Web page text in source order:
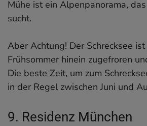
Mühe ist ein Alpenpanorama,
sucht.
Aber Achtung! Der Schrecksee
Frühsommer hinein zugefroren
Die beste Zeit, um zum
in der Regel zwischen Juni und
9. Residenz München